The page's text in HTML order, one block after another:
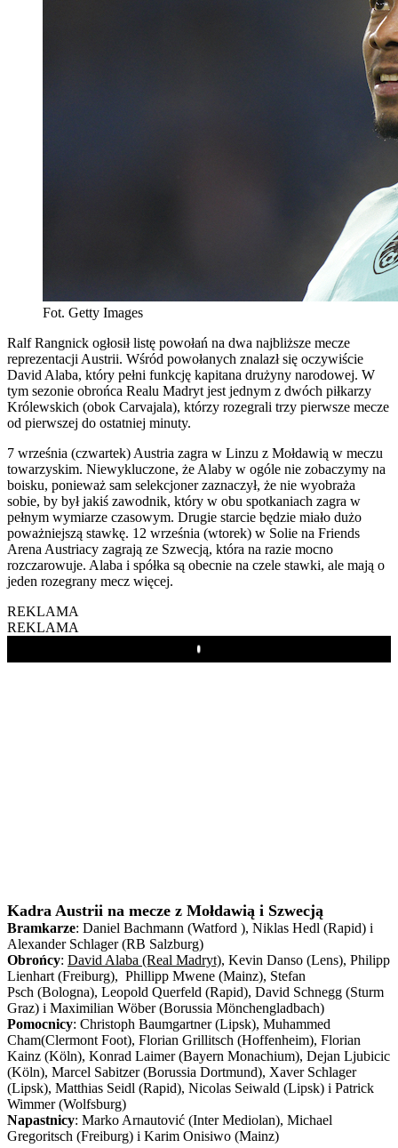
Fot. Getty Images
Ralf Rangnick ogłosił listę powołań na dwa najbliższe mecze
reprezentacji Austrii. Wśród powołanych znalazł się oczywiście
David Alaba, który pełni funkcję kapitana drużyny narodowej. W
tym sezonie obrońca Realu Madryt jest jednym z dwóch piłkarzy
Królewskich (obok Carvajala), którzy rozegrali trzy pierwsze mecze
od pierwszej do ostatniej minuty.
7 września (czwartek) Austria zagra w Linzu z Mołdawią w meczu
towarzyskim. Niewykluczone, że Alaby w ogóle nie zobaczymy na
boisku, ponieważ sam selekcjoner zaznaczył, że nie wyobraża
sobie, by był jakiś zawodnik, który w obu spotkaniach zagra w
pełnym wymiarze czasowym. Drugie starcie będzie miało dużo
poważniejszą stawkę. 12 września (wtorek) w Solie na Friends
Arena Austriacy zagrają ze Szwecją, która na razie mocno
rozczarowuje. Alaba i spółka są obecnie na czele stawki, ale mają o
jeden rozegrany mecz więcej.
REKLAMA
REKLAMA
Play
Kadra Austrii na mecze z Mołdawią i Szwecją
Bramkarze: Daniel Bachmann (Watford ), Niklas Hedl (Rapid) i
Alexander Schlager (RB Salzburg)
Obrońcy: David Alaba (Real Madryt), Kevin Danso (Lens), Philipp
Lienhart (Freiburg), Phillipp Mwene (Mainz), Stefan
Psch (Bologna), Leopold Querfeld (Rapid), David Schnegg (Sturm
Graz) i Maximilian Wöber (Borussia Mönchengladbach)
Pomocnicy: Christoph Baumgartner (Lipsk), Muhammed
Cham(Clermont Foot), Florian Grillitsch (Hoffenheim), Florian
Kainz (Köln), Konrad Laimer (Bayern Monachium), Dejan Ljubicic
(Köln), Marcel Sabitzer (Borussia Dortmund), Xaver Schlager
(Lipsk), Matthias Seidl (Rapid), Nicolas Seiwald (Lipsk) i Patrick
Wimmer (Wolfsburg)
Napastnicy: Marko Arnautović (Inter Mediolan), Michael
Gregoritsch (Freiburg) i Karim Onisiwo (Mainz)